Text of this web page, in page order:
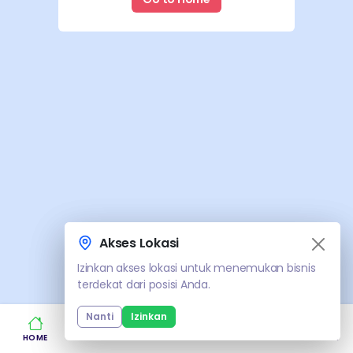
HOME KATEGORI WILAYAH LOGIN REGISTER
Akses Lokasi
Izinkan akses lokasi untuk menemukan bisnis
terdekat dari posisi Anda.
Nanti Izinkan
Akses Lokasi
Izinkan akses lokasi untuk menemukan bisnis
terdekat dari posisi Anda.
Nanti Izinkan